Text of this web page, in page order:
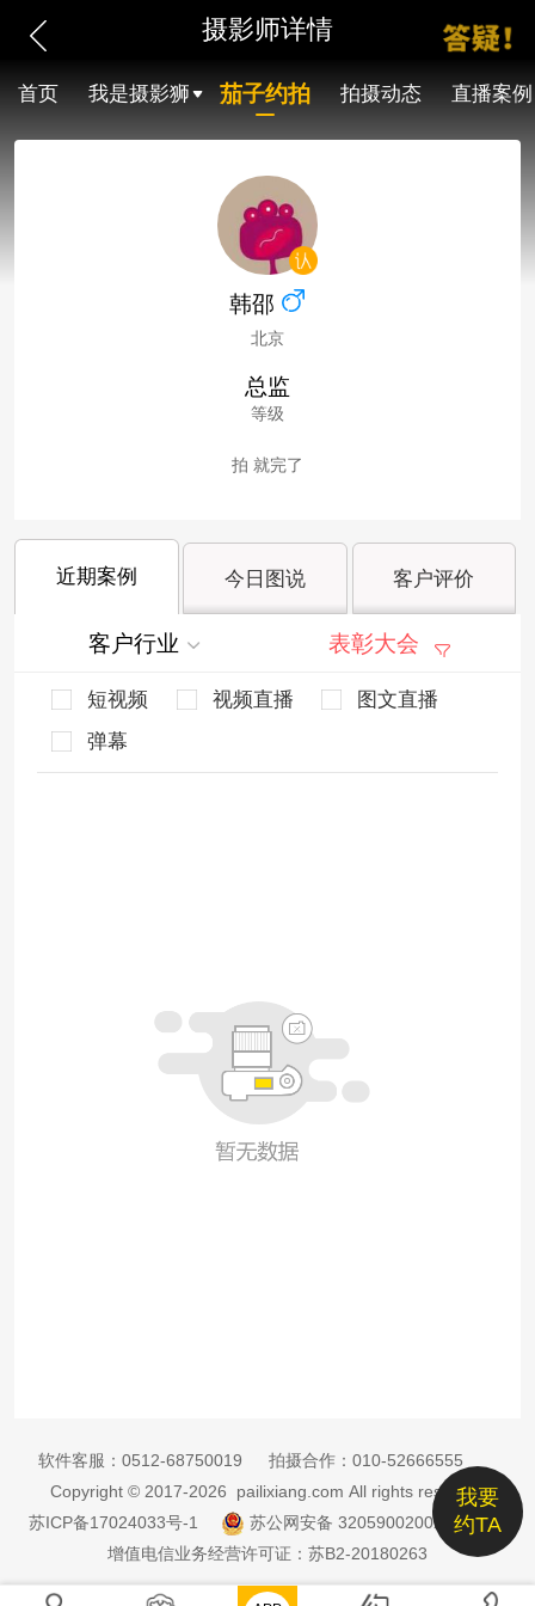
摄影师详情
首页 我是摄影狮 茄子约拍 拍摄动态 直播案例
韩邵
北京
总监
等级
拍 就完了
近期案例 今日图说 客户评价
客户行业 表彰大会
短视频 视频直播
图文直播
弹幕
我要
约TA
软件客服： 0512-68750019 拍摄合作： 010-52666555
Copyright © 2017-2026 pailixiang.com All rights reserved
苏ICP备17024033号-1
苏公网安备 32059002002885号
增值电信业务经营许可证：苏B2-20180263